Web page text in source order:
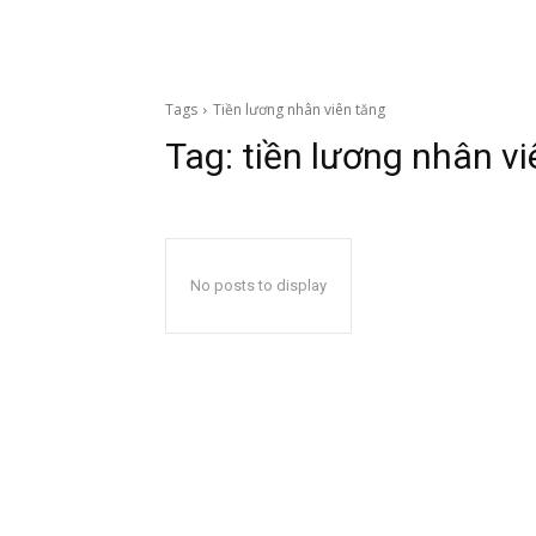
Tags Tiền lương nhân viên tăng
Tag: tiền lương nhân
No posts to display